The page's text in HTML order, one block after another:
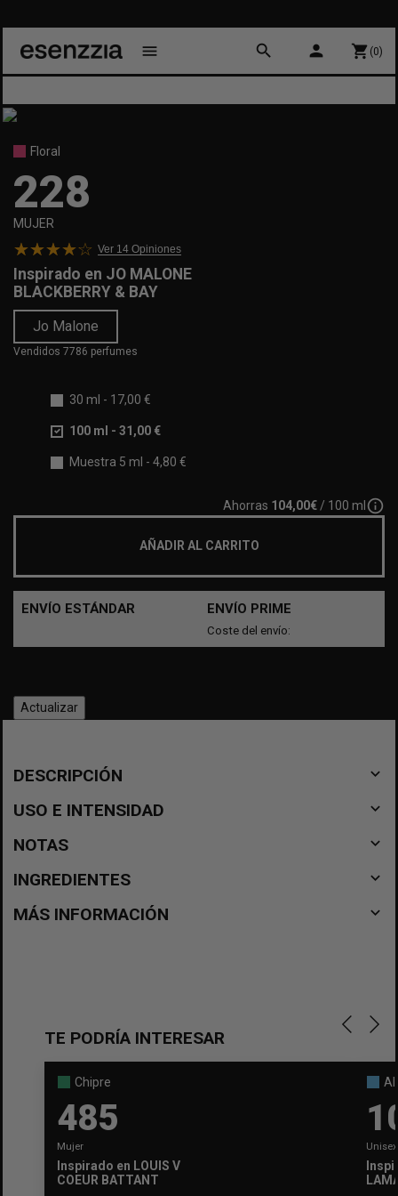
menu search person shopping_cart (0)
Floral
228
MUJER
Ver 14 Opiniones
Inspirado en JO MALONE
BLACKBERRY & BAY
Jo Malone
Vendidos 7786 perfumes
30 ml - 17,00 €
100 ml - 31,00 €
Muestra 5 ml - 4,80 €
Ahorras 104,00€ / 100 ml info_outline
AÑADIR AL CARRITO
ENVÍO ESTÁNDAR ENVÍO PRIME
Coste del envío:
DESCRIPCIÓN navigate_before
USO E INTENSIDAD navigate_before
NOTAS navigate_before
INGREDIENTES navigate_before
MÁS INFORMACIÓN navigate_before
TE PODRÍA INTERESAR
Chipre
485
Mujer
Inspirado en LOUIS VUITTON
COEUR BATTANT
Unisex